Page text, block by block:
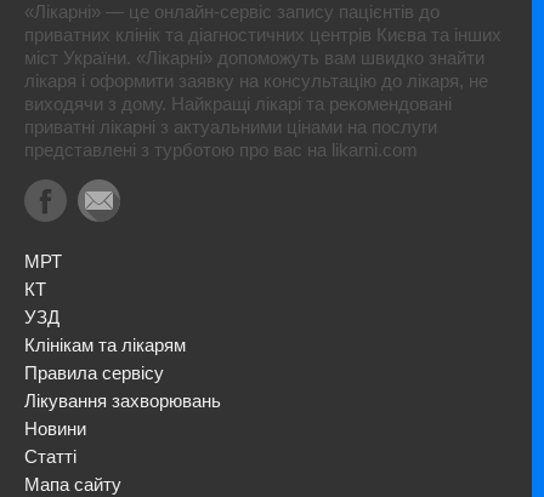
«Лікарні» — це онлайн-сервіс запису пацієнтів до
приватних клінік та діагностичних центрів Києва та інших
міст України. «Лікарні» допоможуть вам швидко знайти
лікаря і оформити заявку на консультацію до лікаря, не
виходячи з дому. Найкращі лікарі та рекомендовані
приватні лікарні з актуальними цінами на послуги
представлені з турботою про вас на likarni.com
МРТ
КТ
УЗД
Клінікам та лікарям
Правила сервісу
Лікування захворювань
Новини
Статті
Мапа сайту